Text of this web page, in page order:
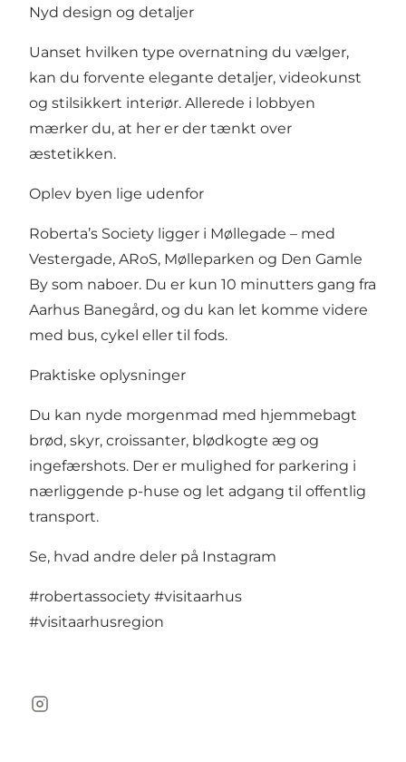
Nyd design og detaljer
Uanset hvilken type overnatning du vælger,
kan du forvente elegante detaljer, videokunst
og stilsikkert interiør. Allerede i lobbyen
mærker du, at her er der tænkt over
æstetikken.
Oplev byen lige udenfor
Roberta’s Society ligger i Møllegade – med
Vestergade, ARoS, Mølleparken og Den Gamle
By som naboer. Du er kun 10 minutters gang fra
Aarhus Banegård, og du kan let komme videre
med bus, cykel eller til fods.
Praktiske oplysninger
Du kan nyde morgenmad med hjemmebagt
brød, skyr, croissanter, blødkogte æg og
ingefærshots. Der er mulighed for parkering i
nærliggende p-huse og let adgang til offentlig
transport.
Se, hvad andre deler på Instagram
#robertassociety #visitaarhus
#visitaarhusregion
Instagram